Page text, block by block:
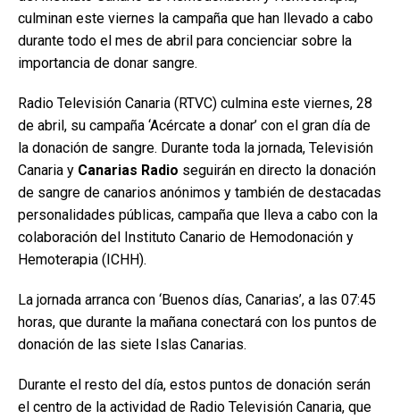
culminan este viernes la campaña que han llevado a cabo
durante todo el mes de abril para concienciar sobre la
importancia de donar sangre.
Radio Televisión Canaria (RTVC) culmina este viernes, 28
de abril, su campaña ‘Acércate a donar’ con el gran día de
la donación de sangre. Durante toda la jornada, Televisión
Canaria y Canarias Radio seguirán en directo la donación
de sangre de canarios anónimos y también de destacadas
personalidades públicas, campaña que lleva a cabo con la
colaboración del Instituto Canario de Hemodonación y
Hemoterapia (ICHH).
La jornada arranca con ‘Buenos días, Canarias’, a las 07:45
horas, que durante la mañana conectará con los puntos de
donación de las siete Islas Canarias.
Durante el resto del día, estos puntos de donación serán
el centro de la actividad de Radio Televisión Canaria, que